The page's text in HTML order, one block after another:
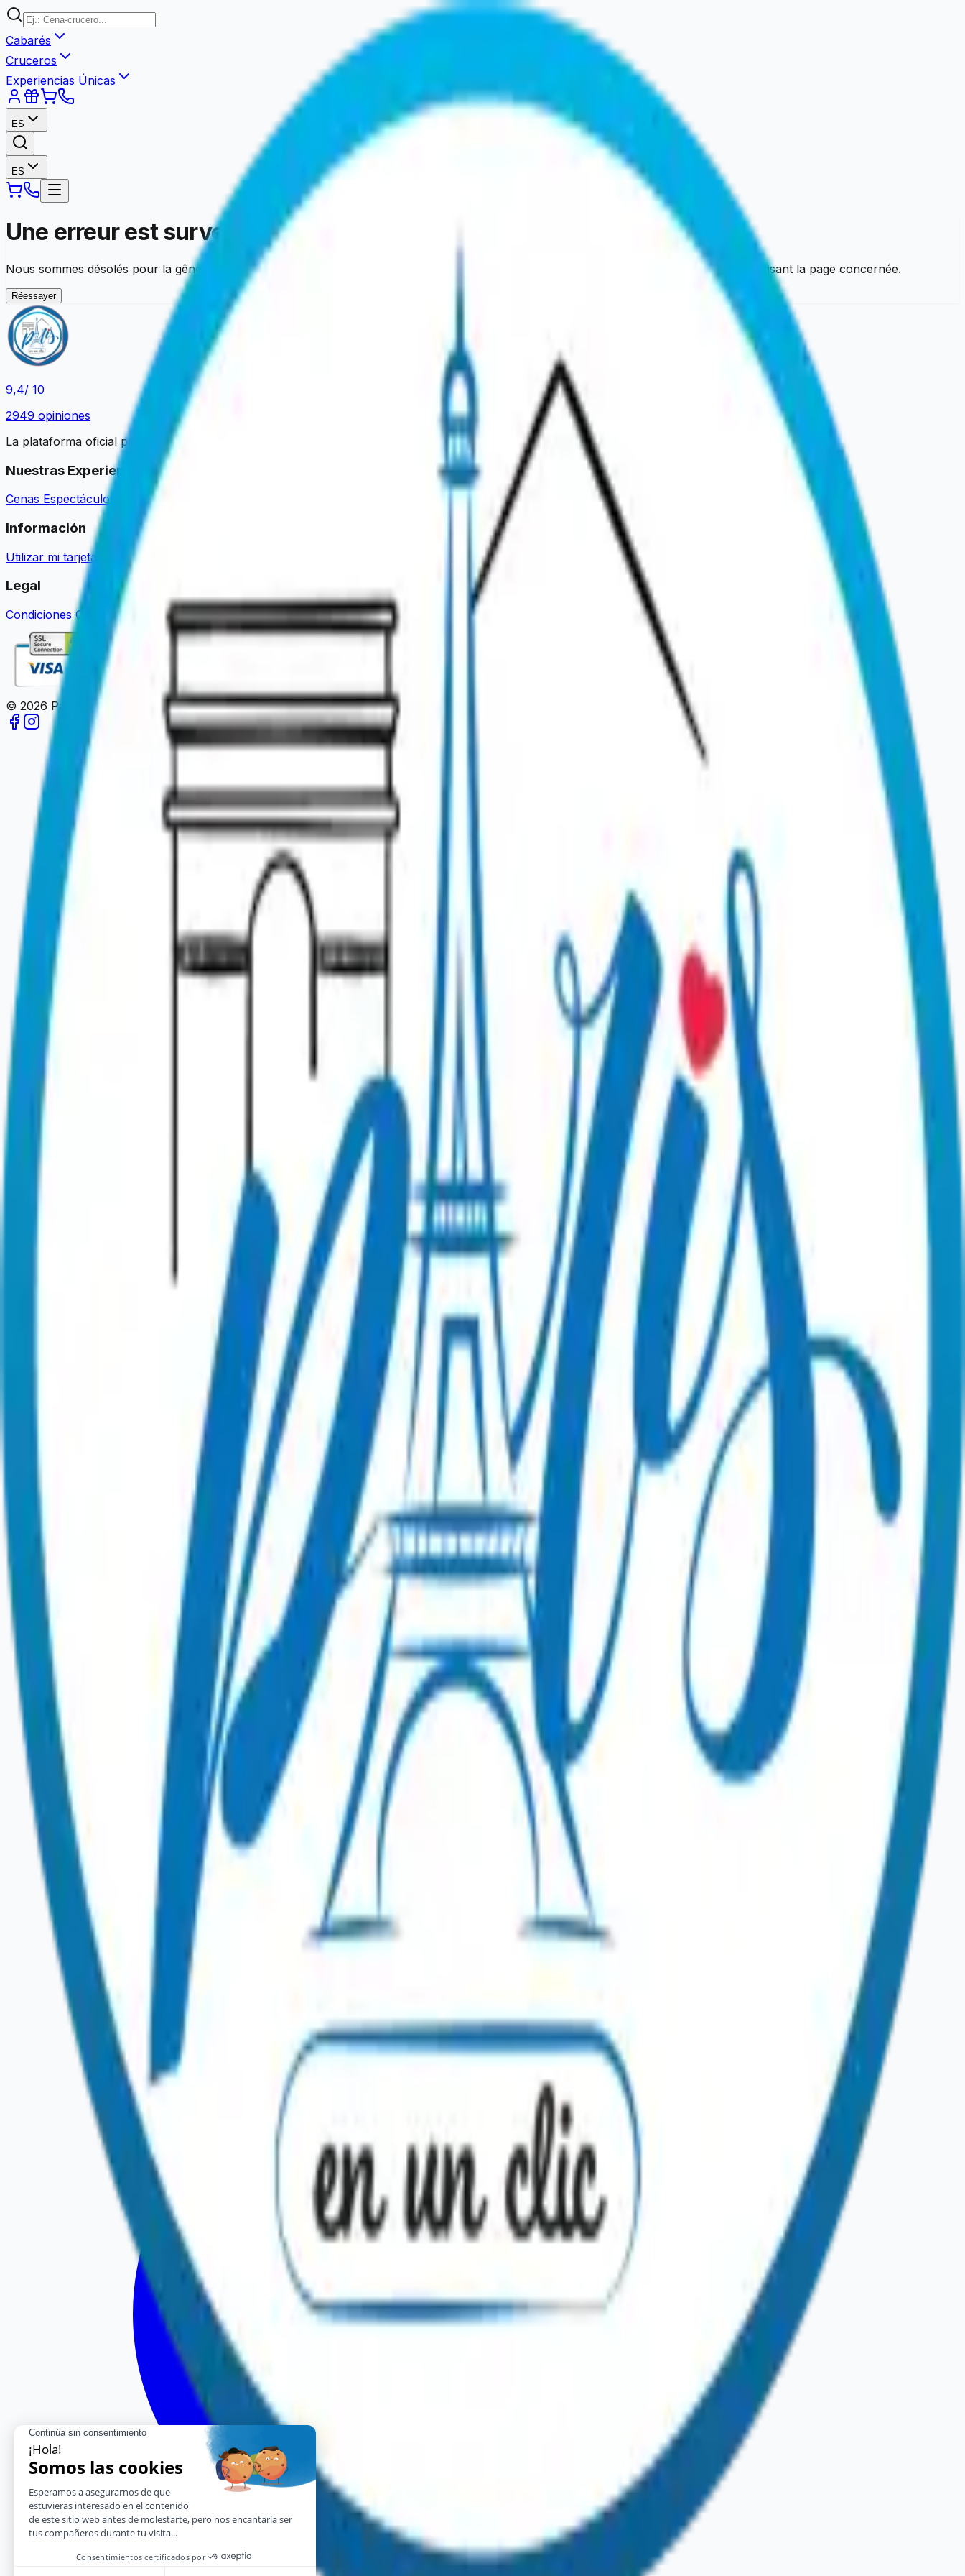
Cabarés
Cruceros
Experiencias Únicas
ES
ES
Une erreur est survenue
Nous sommes désolés pour la gêne occasionnée. Vous pouvez réessayer dans un instant. Si le problème persiste, contactez-nous en précisant la page concernée.
Réessayer
9,4/ 10
2949 opiniones
La plataforma oficial para reservar sus experiencias parisinas.
Nuestras Experiencias
Cenas EspectáculoCruceros de Paseo Visitas Insólitas Ideas Regalo
Información
Utilizar mi tarjeta regaloGuías y noticias ¡Contacte con nuestro equipo!
Legal
Condiciones Generales de VentaAviso legalPolítica de privacidadPolítica de gestión de reseñas
© 2026 Paris en un Clic. Todos los derechos reservados.